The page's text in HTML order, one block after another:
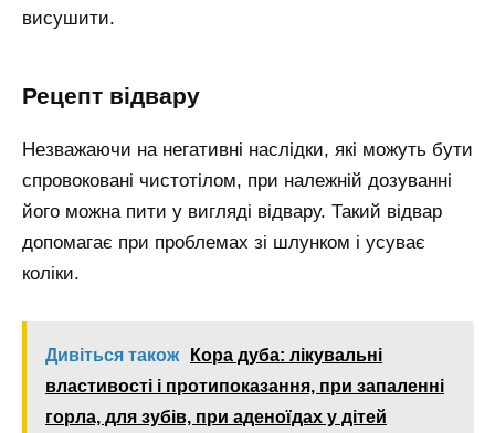
висушити.
Рецепт відвару
Незважаючи на негативні наслідки, які можуть бути
спровоковані чистотілом, при належній дозуванні
його можна пити у вигляді відвару. Такий відвар
допомагає при проблемах зі шлунком і усуває
коліки.
Дивіться також
Кора дуба: лікувальні
властивості і протипоказання, при запаленні
горла, для зубів, при аденоїдах у дітей